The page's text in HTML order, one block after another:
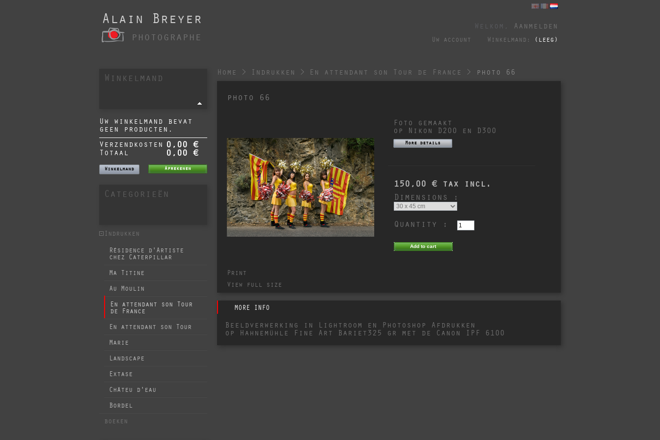
Alain Breyer
photographe
Welkom, Aanmelden
Winkelmand: (leeg)
Uw account
Winkelmand
Uw winkelmand bevat
geen producten.
Verzendkosten 0,00 €
Totaal 0,00 €
Winkelmand Afrekenen
Categorieën
Indrukken
Résidence d'Artiste
chez Caterpillar
Ma Titine
Au Moulin
En attendant son Tour
de France
En attendant son Tour
Marie
Landscape
Extase
Châteu d'eau
Bordel
boeken
Home > Indrukken > En attendant son Tour de France > photo 66
photo 66
Print
View full size
Foto gemaakt
op Nikon D200 en D300
More details
150,00 €tax incl.
Dimensions :
Quantity :
MORE INFO
Beeldverwerking in Lightroom en Photoshop Afdrukken
op Hahnemühle Fine Art Bariet325 gr met de Canon IPF 6100